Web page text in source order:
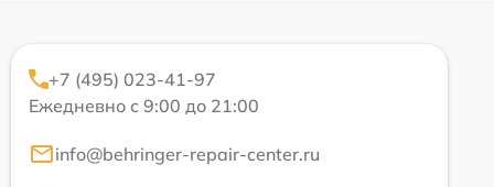
+7 (495) 023-41-97
Ежедневно с 9:00 до 21:00
info@behringer-repair-center.ru